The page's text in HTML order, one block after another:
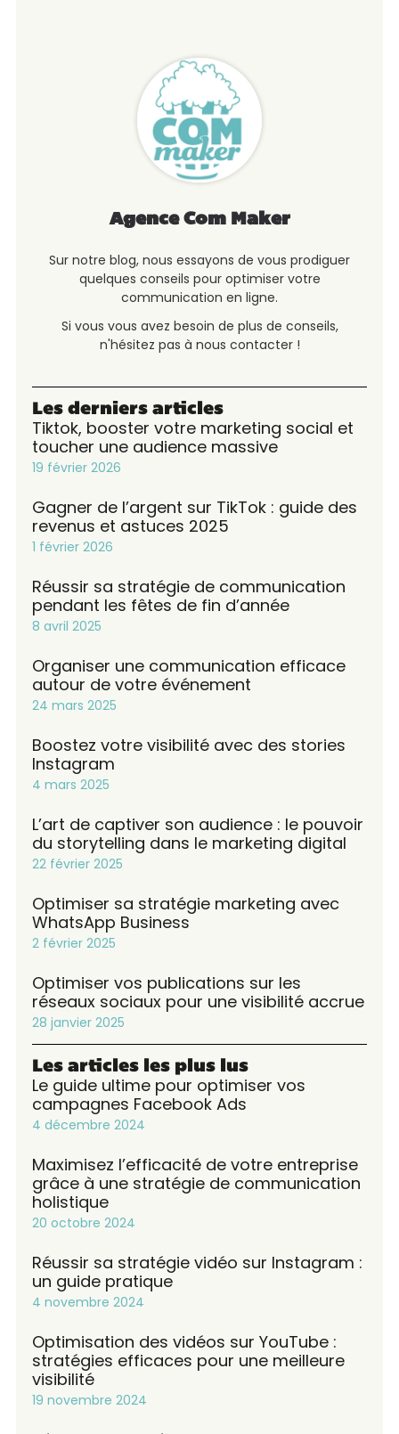
Agence Com Maker
Sur notre blog, nous essayons de vous prodiguer
quelques conseils pour optimiser votre
communication en ligne.
Si vous vous avez besoin de plus de conseils,
n'hésitez pas à nous contacter !
Les derniers articles
Tiktok, booster votre marketing social et
toucher une audience massive
19 février 2026
Gagner de l’argent sur TikTok : guide des
revenus et astuces 2025
1 février 2026
Réussir sa stratégie de communication
pendant les fêtes de fin d’année
8 avril 2025
Organiser une communication efficace
autour de votre événement
24 mars 2025
Boostez votre visibilité avec des stories
Instagram
4 mars 2025
L’art de captiver son audience : le pouvoir
du storytelling dans le marketing digital
22 février 2025
Optimiser sa stratégie marketing avec
WhatsApp Business
2 février 2025
Optimiser vos publications sur les
réseaux sociaux pour une visibilité accrue
28 janvier 2025
Les articles les plus lus
Le guide ultime pour optimiser vos
campagnes Facebook Ads
4 décembre 2024
Maximisez l’efficacité de votre entreprise
grâce à une stratégie de communication
holistique
20 octobre 2024
Réussir sa stratégie vidéo sur Instagram :
un guide pratique
4 novembre 2024
Optimisation des vidéos sur YouTube :
stratégies efficaces pour une meilleure
visibilité
19 novembre 2024